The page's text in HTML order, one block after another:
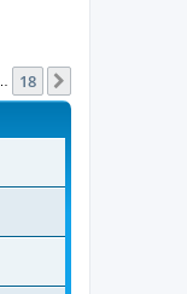
18